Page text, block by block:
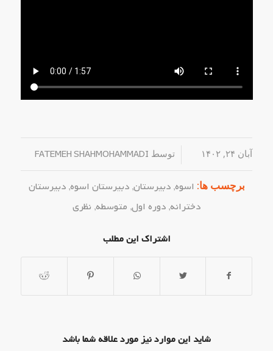
آبان ۲۴, ۱۴۰۲ / توسط FATEMEH SHAHMOHAMMADI
برچسب ها: اسوه,دبیرستان,دبیرستان اسوه,دبیرستان
دخترانه, دوره اول, متوسطه, نظری
اشتراک این مطلب
شاید این موارد نیز مورد علاقه شما باشد